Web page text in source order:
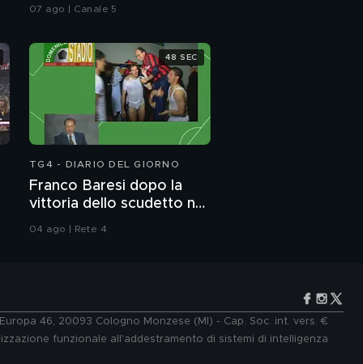
07 ago | Canale 5
TG4 - DIARIO DEL GIORNO
Franco Baresi dopo la
vittoria dello scudetto nel
04 ago | Rete 4
48 SEC
46, 20093 Cologno Monzese (MI) - Cap. Soc. int. vers. €
funzionale all'addestramento di sistemi di intelligenza